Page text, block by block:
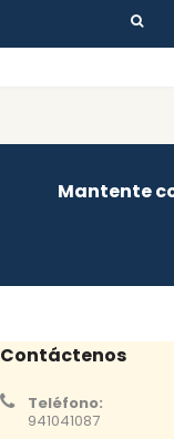
Mantente
Contáctenos
Teléfono:
941041087